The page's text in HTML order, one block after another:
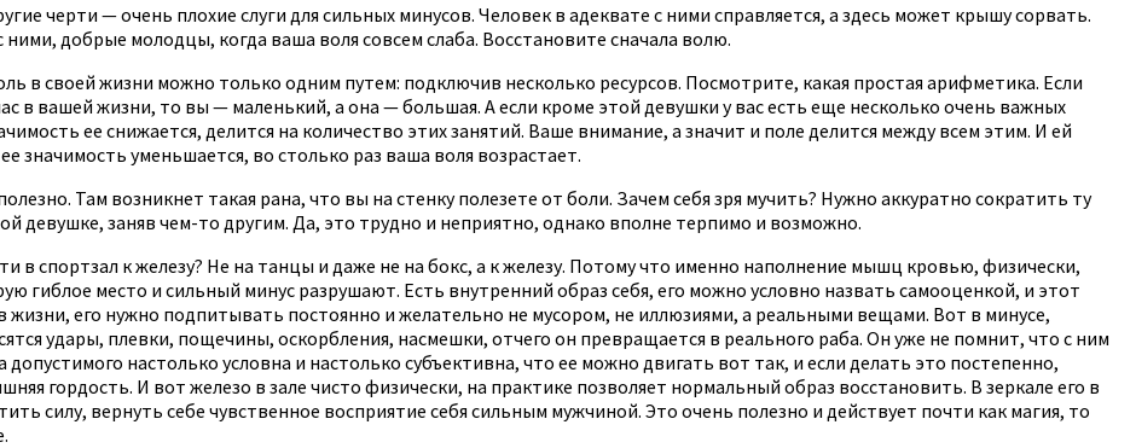
черти — очень плохие слуги для сильных минусов. Человек в адеквате с ними справляется, а здесь может крышу сорвать.
добрые молодцы, когда ваша воля совсем слаба. Восстановите сначала волю.
в своей жизни можно только одним путем: подключив несколько ресурсов. Посмотрите, какая простая арифметика. Если
в вашей жизни, то вы — маленький, а она — большая. А если кроме этой девушки у вас есть еще несколько очень важных
ее снижается, делится на количество этих занятий. Ваше внимание, а значит и поле делится между всем этим. И ей
значимость уменьшается, во столько раз ваша воля возрастает.
Там возникнет такая рана, что вы на стенку полезете от боли. Зачем себя зря мучить? Нужно аккуратно сократить ту
девушке, заняв чем-то другим. Да, это трудно и неприятно, однако вполне терпимо и возможно.
в спортзал к железу? Не на танцы и даже не на бокс, а к железу. Потому что именно наполнение мышц кровью, физически,
гиблое место и сильный минус разрушают. Есть внутренний образ себя, его можно условно назвать самооценкой, и этот
жизни, его нужно подпитывать постоянно и желательно не мусором, не иллюзиями, а реальными вещами. Вот в минусе,
удары, плевки, пощечины, оскорбления, насмешки, отчего он превращается в реального раба. Он уже не помнит, что с ним
настолько условна и настолько субъективна, что ее можно двигать вот так, и если делать это постепенно,
гордость. И вот железо в зале чисто физически, на практике позволяет нормальный образ восстановить. В зеркале его в
силу, вернуть себе чувственное восприятие себя сильным мужчиной. Это очень полезно и действует почти как магия, то